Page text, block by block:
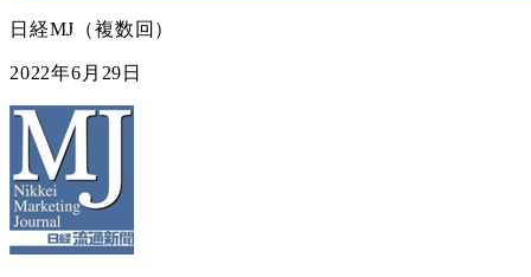
日経MJ（複数回）
2022年6月29日